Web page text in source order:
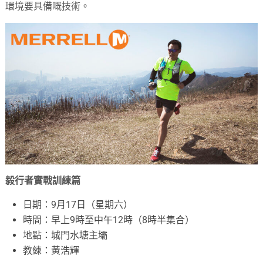
環境要具備嘅技術。
毅行者實戰訓練篇
日期：9月17日（星期六）
時間：早上9時至中午12時（8時半集合）
地點：城門水塘主壩
教練：黃浩輝